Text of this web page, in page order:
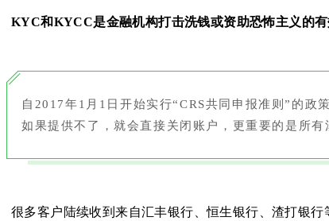
KYC和KYCC是金融机构打击洗钱或资助恐怖主义的有
自2017年1月1日开始实行“CRS共同申报准则”的政
如果提供不了，就会直接关闭账户，更重要的是所有
很多客户陆续收到来自汇丰银行、恒生银行、渣打银